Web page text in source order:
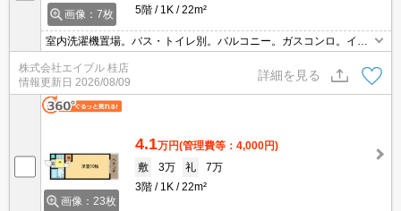
画像：7枚 5階 1K 22m²
室内洗濯機置場。バス・トイレ別。バルコニー。ガスコンロ。イン
ターネット無料。広さ良し!家賃良し!周辺環境良し!。駅近くでラク
ラク便利。初期費用を抑えたい人におすすめ。
株式会社エイブル 桂店
情報更新日 2026/08/09
詳細を見る
画像：23枚
4.1万円(管理費等：4,000円)
敷
3万 礼
7万
3階
1K 22m²